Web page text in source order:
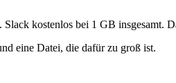
kostenlos bei 1 GB insgesamt.
eine Datei, die dafür zu groß ist.